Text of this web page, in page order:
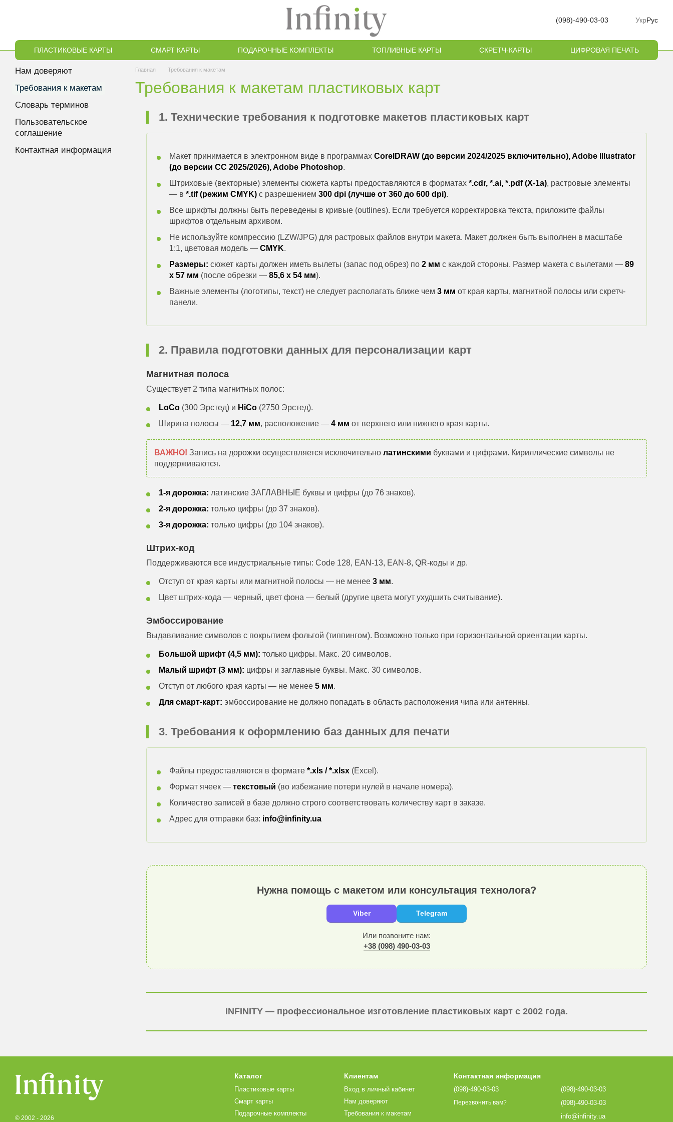
(098)-490-03-03
УкрРус
ПЛАСТИКОВЫЕ КАРТЫ СМАРТ КАРТЫ ПОДАРОЧНЫЕ КОМПЛЕКТЫ ТОПЛИВНЫЕ КАРТЫ СКРЕТЧ-КАРТЫ ЦИФРОВАЯ ПЕЧАТЬ
Главная Требования к макетам
Требования к макетам пластиковых карт
1. Технические требования к подготовке макетов пластиковых карт
Макет принимается в электронном виде в программах CorelDRAW (до версии 2024/2025 включительно), Adobe Illustrator
(до версии CC 2025/2026), Adobe Photoshop.
Штриховые (векторные) элементы сюжета карты предоставляются в форматах *.cdr, *.ai, *.pdf (X-1a), растровые элементы
— в *.tif (режим CMYK) с разрешением 300 dpi (лучше от 360 до 600 dpi).
Все шрифты должны быть переведены в кривые (outlines). Если требуется корректировка текста, приложите файлы
шрифтов отдельным архивом.
Не используйте компрессию (LZW/JPG) для растровых файлов внутри макета. Макет должен быть выполнен в масштабе
1:1, цветовая модель — CMYK.
Размеры: сюжет карты должен иметь вылеты (запас под обрез) по 2 мм с каждой стороны. Размер макета с вылетами — 89
х 57 мм (после обрезки — 85,6 х 54 мм).
Важные элементы (логотипы, текст) не следует располагать ближе чем 3 мм от края карты, магнитной полосы или скретч-
панели.
2. Правила подготовки данных для персонализации карт
Магнитная полоса
Существует 2 типа магнитных полос:
LoCo (300 Эрстед) и HiCo (2750 Эрстед).
Ширина полосы — 12,7 мм, расположение — 4 мм от верхнего или нижнего края карты.
ВАЖНО! Запись на дорожки осуществляется исключительно латинскими буквами и цифрами. Кириллические символы не
поддерживаются.
1-я дорожка: латинские ЗАГЛАВНЫЕ буквы и цифры (до 76 знаков).
2-я дорожка: только цифры (до 37 знаков).
3-я дорожка: только цифры (до 104 знаков).
Штрих-код
Поддерживаются все индустриальные типы: Code 128, EAN-13, EAN-8, QR-коды и др.
Отступ от края карты или магнитной полосы — не менее 3 мм.
Цвет штрих-кода — черный, цвет фона — белый (другие цвета могут ухудшить считывание).
Эмбоссирование
Выдавливание символов с покрытием фольгой (типпингом). Возможно только при горизонтальной ориентации карты.
Большой шрифт (4,5 мм): только цифры. Макс. 20 символов.
Малый шрифт (3 мм): цифры и заглавные буквы. Макс. 30 символов.
Отступ от любого края карты — не менее 5 мм.
Для смарт-карт: эмбоссирование не должно попадать в область расположения чипа или антенны.
3. Требования к оформлению баз данных для печати
Файлы предоставляются в формате *.xls / *.xlsx (Excel).
Формат ячеек — текстовый (во избежание потери нулей в начале номера).
Количество записей в базе должно строго соответствовать количеству карт в заказе.
Адрес для отправки баз: info@infinity.ua
Нужна помощь с макетом или консультация технолога?
Viber Telegram
Или позвоните нам:
+38 (098) 490-03-03
INFINITY — профессиональное изготовление пластиковых карт с 2002 года.
Нам доверяют
Требования к макетам
Словарь терминов
Пользовательское
соглашение
Контактная информация
© 2002 - 2026
Каталог
Пластиковые карты
Смарт карты
Подарочные комплекты
Клиентам
Вход в личный кабинет
Нам доверяют
Требования к макетам
Контактная информация
(098)-490-03-03
Перезвонить вам?
(098)-490-03-03
(098)-490-03-03
info@infinity.ua